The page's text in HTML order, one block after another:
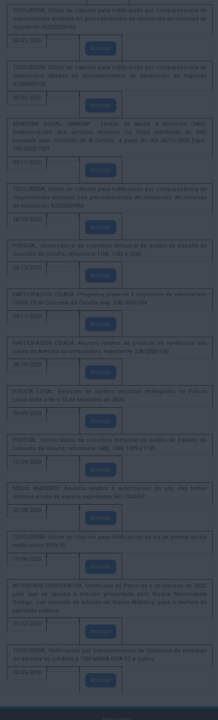
TESOURERÍA. Edicto de citación para notificación por comparecencia de
requirimentos emitidos en procedementos de resolución de recursos de
reposición N2500029165
20/01/2025
Amosar
TESOURERÍA. Edicto de citación para notificación por comparecencia de
resolucións ditadas en procedementos de devolución de ingresos
N2500029132
20/01/2025
Amosar
BENESTAR SOCIAL. OMADAP - Servizo de Axuda a domicilio (SAD):
Determinación dos servizos mínimos na folga indefinida do SAD
prestado polo Concello de A Coruña, a partir do día 02/11/2022 Expd.:
105/2022/7331
03/11/2022
Amosar
TESOURERÍA. Edicto de citación para notificación por comparecencia de
requirimentos emitidos nos procedementos de resolución de recursos
de reposición N2200334963
18/03/2022
Amosar
PERSOAL. Convocatoria de cobertura temporal de postos de traballo do
Concello da Coruña, referencia 1106, 1382 e 2182
22/12/2020
Amosar
PARTICIPACIÓN CIDADÁ. Programa proxecto II dispositivo de voluntariado
COVID 19 do Concello da Coruña, exp. 238/2020/254
03/11/2020
Amosar
PARTICIPACIÓN CIDADÁ. Anuncio relativo ao proxecto de ventilación das
naves da Avenida do metrosidero, expediente 238/2020/150
28/10/2020
Amosar
POLICÍA LOCAL. Relación de obxetos perdidos entregados na Policía
Local entre o 9e o 15 de setembro de 2020
24/09/2020
Amosar
PERSOAL. Convocatoria de cobertura temporal de postos de traballo do
Concello da Coruña, referencia 1608, 1398, 1399 y 1135
15/09/2020
Amosar
MEDIO AMBIENTE. Anuncio relativo á autorización do uso das hortas
urbanas e lista de espera, expediente 541/2020/62
20/08/2020
Amosar
TESOURERÍA. Edicto de citación para notificación de vía de prema recibo
notificación 3979/55
19/06/2020
Amosar
ACTIVIDADE CORPORATIVA. Certificado do Pleno do 6 de febreiro de 2020,
polo que se aproba a moción presentada polo Bloque Nacionalista
Galego, con emenda de adición de Marea Atlántica, para a mellora da
sanidade pública.
21/02/2020
Amosar
TESOURERÍA. Notificación por comparecencia de dilixencia de embargo
de dereitos ou créditos a 1589 MARÍA PITA SC e outros.
20/09/2018
Amosar